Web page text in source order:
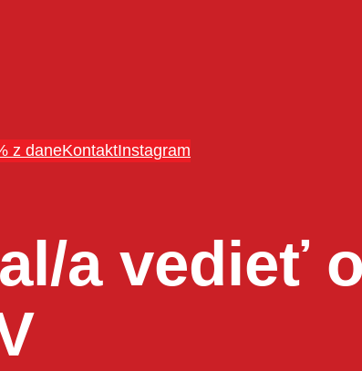
z daneKontaktInstagram
a vedieť